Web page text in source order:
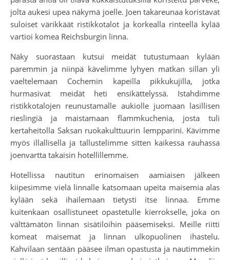
jolta aukesi upea näkymä joelle. Joen takareunaa koristavat
suloiset värikkäät ristikkotalot ja korkealla rinteellä kylää
vartioi komea Reichsburgin linna.
Näky suorastaan kutsui meidät tutustumaan kylään
paremmin ja niinpä kävelimme lyhyen matkan sillan yli
vaeltelemaan Cochemin kapeilla pikkukujilla, jotka
hurmasivat meidät heti ensikättelyssä. Istahdimme
ristikkotalojen reunustamalle aukiolle juomaan lasillisen
rieslingiä ja maistamaan flammkuchenia, josta tuli
kertaheitolla Saksan ruokakulttuurin lempparini. Kävimme
myös illallisella ja tallustelimme sitten kaikessa rauhassa
joenvartta takaisin hotellillemme.
Hotellissa nautitun erinomaisen aamiaisen jälkeen
kiipesimme vielä linnalle katsomaan upeita maisemia alas
kylään sekä ihailemaan tietysti itse linnaa. Emme
kuitenkaan osallistuneet opastetulle kierrokselle, joka on
välttämätön linnan sisätiloihin pääsemiseksi. Meille riitti
komeat maisemat ja linnan ulkopuolinen ihastelu.
Kahvilaan sentään pääsee ilman opastusta ja nautimmekin